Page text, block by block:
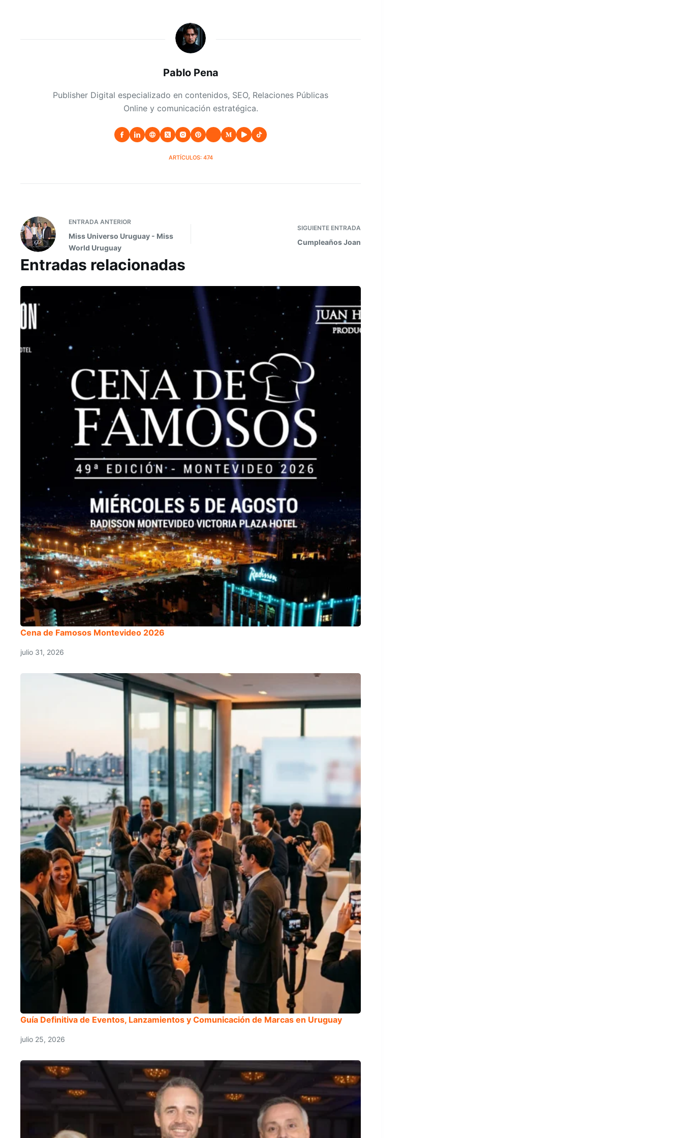
Pablo Pena
Publisher Digital especializado en contenidos, SEO, Relaciones Públicas
Online y comunicación estratégica.
ARTÍCULOS: 474
ENTRADA ANTERIOR
Miss Universo Uruguay - Miss
World Uruguay
SIGUIENTE ENTRADA
Cumpleaños Joan
Entradas relacionadas
Cena de Famosos Montevideo 2026
julio 31, 2026
Guía Definitiva de Eventos, Lanzamientos y Comunicación de Marcas en Uruguay
julio 25, 2026